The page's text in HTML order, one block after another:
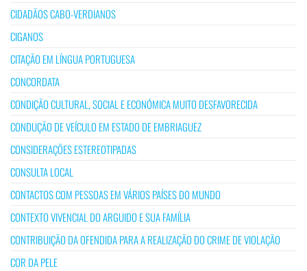
CIDADÃOS CABO-VERDIANOS
CIGANOS
CITAÇÃO EM LÍNGUA PORTUGUESA
CONCORDATA
CONDIÇÃO CULTURAL, SOCIAL E ECONÓMICA MUITO DESFAVORECIDA
CONDUÇÃO DE VEÍCULO EM ESTADO DE EMBRIAGUEZ
CONSIDERAÇÕES ESTEREOTIPADAS
CONSULTA LOCAL
CONTACTOS COM PESSOAS EM VÁRIOS PAÍSES DO MUNDO
CONTEXTO VIVENCIAL DO ARGUIDO E SUA FAMÍLIA
CONTRIBUIÇÃO DA OFENDIDA PARA A REALIZAÇÃO DO CRIME DE VIOLAÇÃO
COR DA PELE